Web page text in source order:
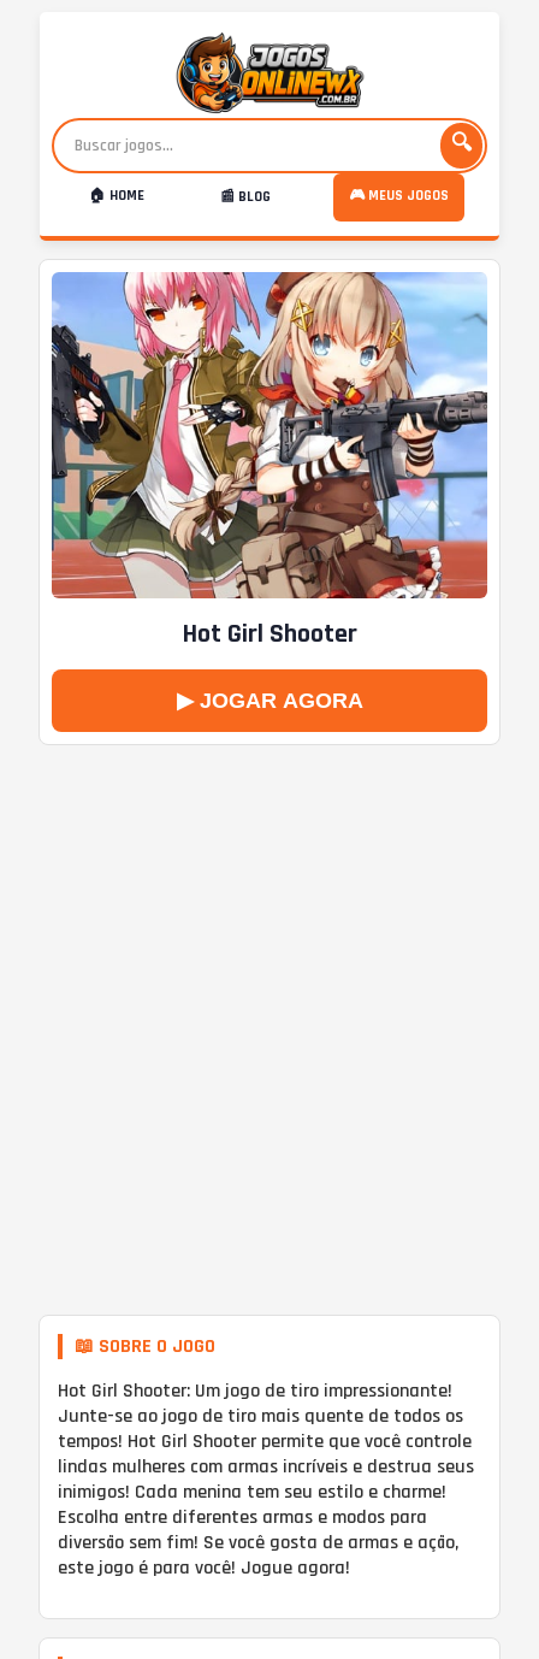
🔍
🏠 HOME 📰 BLOG 🎮 MEUS JOGOS
Hot Girl Shooter
▶ JOGAR AGORA
📖 SOBRE O JOGO
Hot Girl Shooter: Um jogo de tiro impressionante!
Junte-se ao jogo de tiro mais quente de todos os
tempos! Hot Girl Shooter permite que você controle
lindas mulheres com armas incríveis e destrua seus
inimigos! Cada menina tem seu estilo e charme!
Escolha entre diferentes armas e modos para
diversão sem fim! Se você gosta de armas e ação,
este jogo é para você! Jogue agora!